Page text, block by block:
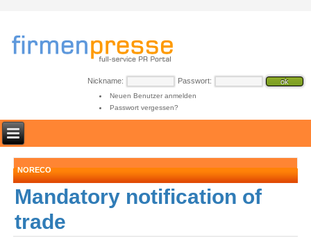
Nickname: Passwort:
Neuen Benutzer anmelden
Passwort vergessen?
NORECO
Mandatory notification of
trade